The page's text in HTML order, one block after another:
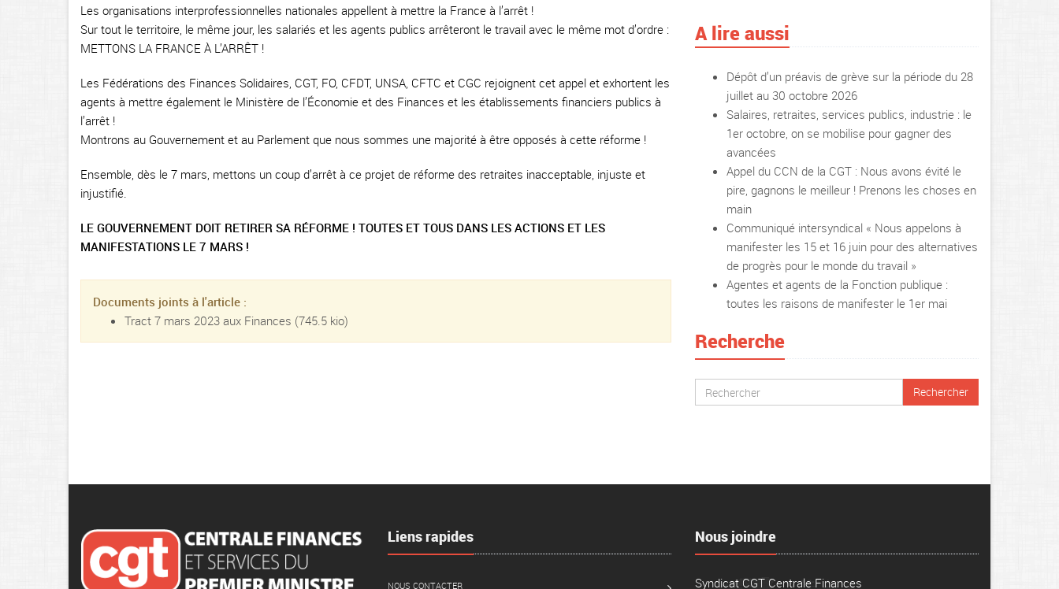
Les organisations interprofessionnelles nationales appellent à mettre la France à l’arrêt !
Sur tout le territoire, le même jour, les salariés et les agents publics arrêteront le travail avec le même mot d’ordre :
METTONS LA FRANCE À L’ARRÊT !
Les Fédérations des Finances Solidaires, CGT, FO, CFDT, UNSA, CFTC et CGC rejoignent cet appel et exhortent les
agents à mettre également le Ministère de l’Économie et des Finances et les établissements financiers publics à
l’arrêt !
Montrons au Gouvernement et au Parlement que nous sommes une majorité à être opposés à cette réforme !
Ensemble, dès le 7 mars, mettons un coup d’arrêt à ce projet de réforme des retraites inacceptable, injuste et
injustifié.
LE GOUVERNEMENT DOIT RETIRER SA RÉFORME ! TOUTES ET TOUS DANS LES ACTIONS ET LES
MANIFESTATIONS LE 7 MARS !
Documents joints à l'article :
Tract 7 mars 2023 aux Finances (745.5 kio)
A lire aussi
Dépôt d’un préavis de grève sur la période du 28
juillet au 30 octobre 2026
Salaires, retraites, services publics, industrie : le
1er octobre, on se mobilise pour gagner des
avancées
Appel du CCN de la CGT : Nous avons évité le
pire, gagnons le meilleur ! Prenons les choses en
main
Communiqué intersyndical « Nous appelons à
manifester les 15 et 16 juin pour des alternatives
de progrès pour le monde du travail »
Agentes et agents de la Fonction publique :
toutes les raisons de manifester le 1er mai
Recherche
Liens rapides
NOUS CONTACTER
Nous joindre
Syndicat CGT Centrale Finances